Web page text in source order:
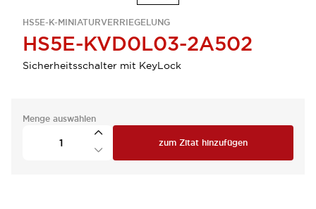
HS5E-K-MINIATURVERRIEGELUNG
HS5E-KVD0L03-2A502
Sicherheitsschalter mit KeyLock
Menge auswählen
zum Zitat hinzufügen